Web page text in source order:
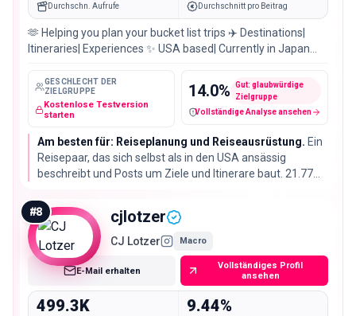
Durchschn. Aufrufe Durchschnitt pro Beitrag
🫶 Helping you plan your bucket list trips ✈️ Destinations|
Itineraries| Experiences ✨ USA based| Currently in Japan
GESCHLECHT DER
ZIELGRUPPE
Kostenlose Testversion
starten
14.0%
Gut: glaubwürdige
Zielgruppe
Fake-Follower / verdächtige Konten
Vollständige Analyse ansehen
Am besten für: Reiseplanung und Reiseausrüstung. Ein
Reisepaar, das sich selbst als in den USA ansässig
beschreibt und Posts um Ziele und Itinerare baut. 21.77%
zweithöchste Wert hier und passt zu Kampagnen, die auf
Buchungen zielen.
#8 cjlotzer
CJ Lotzer Macro
E-Mail erhalten
Vollständiges Profil
ansehen
499.3K 9.44%